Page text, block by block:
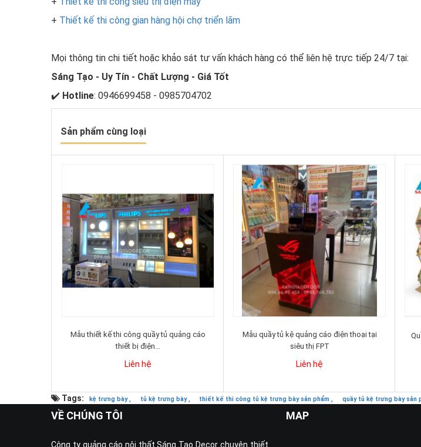
+ Thiết kế thi công gian hàng hội chợ triển lãm
Mọi thông tin chi tiết hoặc khảo sát tư vấn khách hàng có thể liên hệ trực tiếp 24/7 tại:
Sáng Tạo - Uy Tín - Chất Lượng - Giá Tốt
✔️ Hotline: 0946699458 - 0985704702
Sản phẩm cùng loại
Mẫu thiết kế thi công quầy tủ quảng cáo
thiết bị điện...
Liên hệ
Mẫu quầy tủ kệ quảng cáo điện thoại tại
siêu thị FPT
Liên hệ
Tags: kệ trưng bày , tủ kệ trưng bày , thiết kế thi công tủ kệ trưng bày sản phẩm , quầy tủ kệ trưng bày sản
VỀ CHÚNG TÔI
Công ty quảng cáo nội thất Sáng Tạo Decor chuyên thiết
MAP